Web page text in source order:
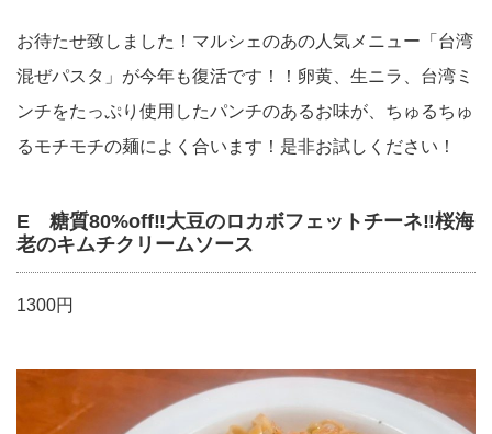
お待たせ致しました！マルシェのあの人気メニュー「台湾
混ぜパスタ」が今年も復活です！！卵黄、生ニラ、台湾ミ
ンチをたっぷり使用したパンチのあるお味が、ちゅるちゅ
るモチモチの麺によく合います！是非お試しください！
E 糖質80%off‼︎大豆のロカボフェットチーネ‼︎桜海
老のキムチクリームソース
1300円